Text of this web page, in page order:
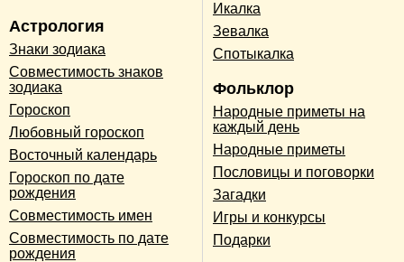
Астрология
Знаки зодиака
Совместимость знаков
зодиака
Гороскоп
Любовный гороскоп
Восточный календарь
Гороскоп по дате
рождения
Совместимость имен
Совместимость по дате
рождения
Икалка
Зевалка
Спотыкалка
Фольклор
Народные приметы на
каждый день
Народные приметы
Пословицы и поговорки
Загадки
Игры и конкурсы
Подарки